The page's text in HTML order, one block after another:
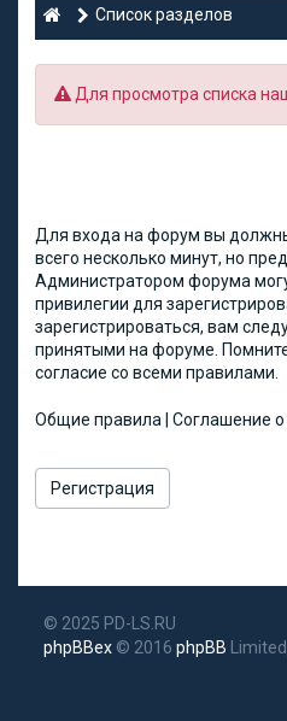
Список разделов
Для просмотра списка
Для входа на форум вы
всего несколько минут, но
Администратором форума
привилегии для
зарегистрироваться, вам
принятыми на форуме.
согласие со всеми правилами.
Общие правила Соглашение
Регистрация
© 2025 PD-LS.RU
phpBBex © 2016 phpBB